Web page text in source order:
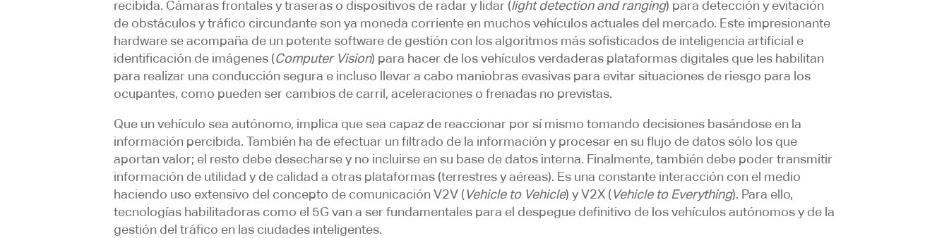
recibida. Cámaras frontales y traseras o dispositivos de radar y lidar (light detection and ranging) para detección y evitación
de obstáculos y tráfico circundante son ya moneda corriente en muchos vehículos actuales del mercado. Este impresionante
hardware se acompaña de un potente software de gestión con los algoritmos más sofisticados de inteligencia artificial e
identificación de imágenes (Computer Vision) para hacer de los vehículos verdaderas plataformas digitales que les habilitan
para realizar una conducción segura e incluso llevar a cabo maniobras evasivas para evitar situaciones de riesgo para los
ocupantes, como pueden ser cambios de carril, aceleraciones o frenadas no previstas.
Que un vehículo sea autónomo, implica que sea capaz de reaccionar por sí mismo tomando decisiones basándose en la
información percibida. También ha de efectuar un filtrado de la información y procesar en su flujo de datos sólo los que
aportan valor; el resto debe desecharse y no incluirse en su base de datos interna. Finalmente, también debe poder transmitir
información de utilidad y de calidad a otras plataformas (terrestres y aéreas). Es una constante interacción con el medio
haciendo uso extensivo del concepto de comunicación V2V (Vehicle to Vehicle) y V2X (Vehicle to Everything). Para ello,
tecnologías habilitadoras como el 5G van a ser fundamentales para el despegue definitivo de los vehículos autónomos y de la
gestión del tráfico en las ciudades inteligentes.